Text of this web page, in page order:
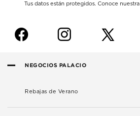
Tus datos están protegidos. Conoce nuestra
f i
NEGOCIOS PALACIO
Rebajas de Verano